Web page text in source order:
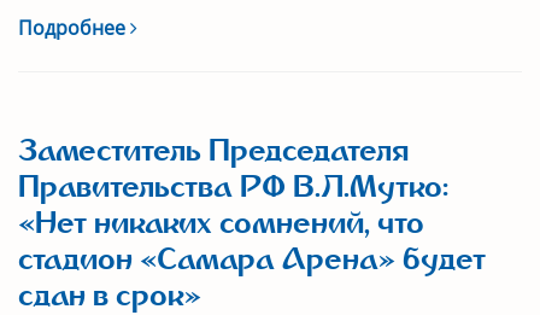
Подробнее
Заместитель Председателя
Правительства РФ В.Л.Мутко:
«Нет никаких сомнений, что
стадион «Самара Арена» будет
сдан в срок»